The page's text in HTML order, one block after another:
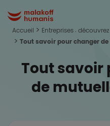
Malakoff Humanis
Accueil Entreprises :
Tout savoir pour changer
Tout savoir
de